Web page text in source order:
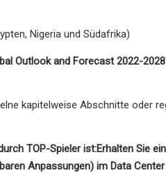
Nigeria und Südafrika)
Outlook and Forecast 2022-2028
kapitelweise Abschnitte oder
TOP-Spieler ist:Erhalten Sie
Anpassungen) im Data Center